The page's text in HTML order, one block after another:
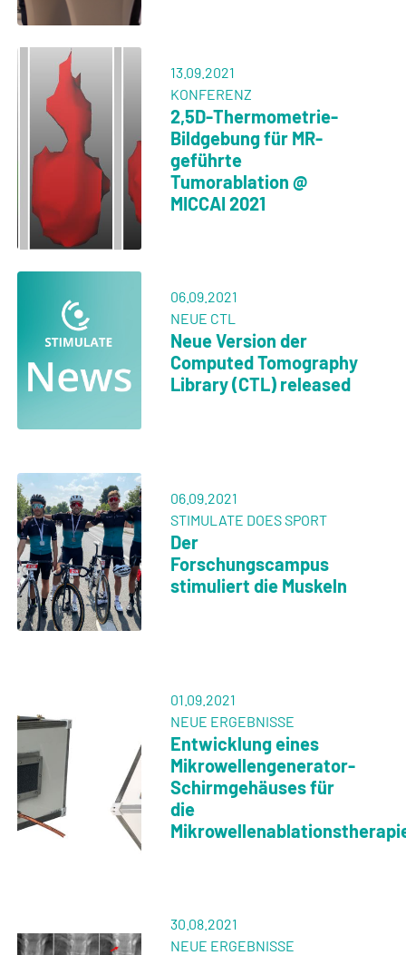
13.09.2021
KONFERENZ
2,5D-Thermometrie-
Bildgebung für MR-
geführte
Tumorablation @
MICCAI 2021
06.09.2021
NEUE CTL
Neue Version der
Computed Tomography
Library (CTL) released
06.09.2021
STIMULATE DOES SPORT
Der
Forschungscampus
stimuliert die Muskeln
01.09.2021
NEUE ERGEBNISSE
Entwicklung eines
Mikrowellengenerator-
Schirmgehäuses für
die
30.08.2021
NEUE ERGEBNISSE